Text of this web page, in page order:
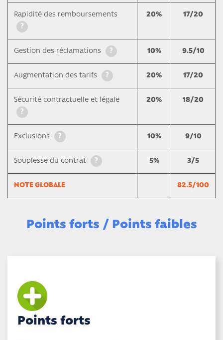
Rapidité des remboursements
?
20% 17/20
Gestion des réclamations ? 10% 9.5/10
Augmentation des tarifs ? 20% 17/20
Sécurité contractuelle et légale
?
20% 18/20
Exclusions ? 10% 9/10
Souplesse du contrat ? 5% 3/5
NOTE GLOBALE 82.5/100
Points forts / Points faibles
Points forts